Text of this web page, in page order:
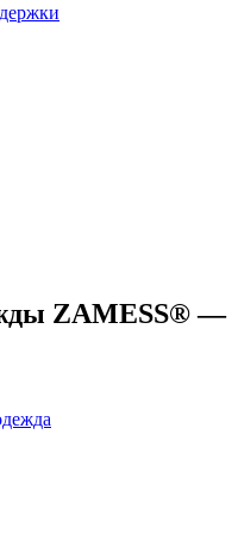
ZAMESS® —